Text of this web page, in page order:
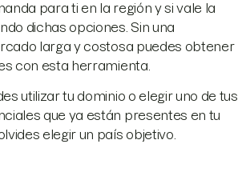
para ti en la región y si vale la
dichas opciones. Sin una
larga y costosa puedes obtener
con esta herramienta.
utilizar tu dominio o elegir uno de tus
que ya están presentes en tu
elegir un país objetivo.